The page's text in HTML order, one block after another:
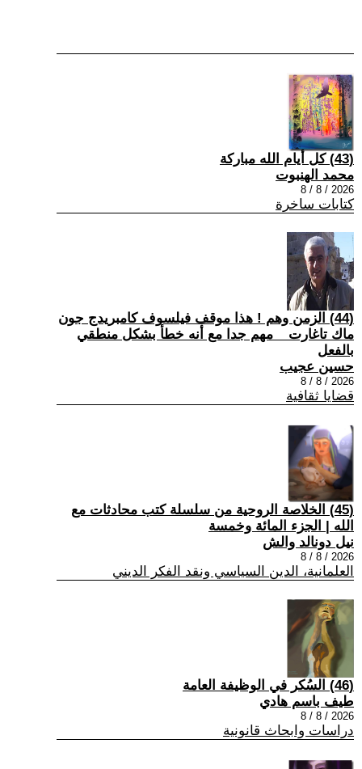
(43) كل أيام الله مباركة
محمد الهنبوت
2026 / 8 / 8
كتابات ساخرة
(44) الزمن وهم ! هذا موقف فيلسوف كامبريدج جون
ماك تاغارت _ مهم جدا مع أنه خطأ بشكل منطقي
بالفعل
حسين عجيب
2026 / 8 / 8
قضايا ثقافية
(45) الخلاصة الروحية من سلسلة كتب محادثات مع
الله | الجزء المائة وخمسة
نيل دونالد والش
2026 / 8 / 8
العلمانية، الدين السياسي ونقد الفكر الديني
(46) السُكر في الوظيفة العامة
طيف باسم هادي
2026 / 8 / 8
دراسات وابحاث قانونية